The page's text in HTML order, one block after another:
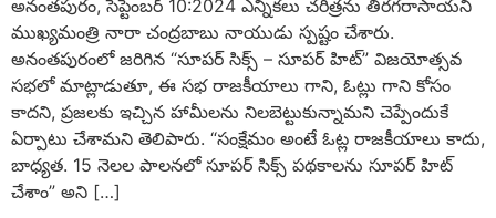
అనంతపురం, సెప్టెంబర్ 10:2024 ఎన్నికలు చరిత్రను తిరగరాసాయని
ముఖ్యమంత్రి నారా చంద్రబాబు నాయుడు స్పష్టం చేశారు.
అనంతపురంలో జరిగిన “సూపర్ సిక్స్ – సూపర్ హిట్” విజయోత్సవ
సభలో మాట్లాడుతూ, ఈ సభ రాజకీయాలు గాని, ఓట్లు గాని కోసం
కాదని, ప్రజలకు ఇచ్చిన హామీలను నిలబెట్టుకున్నామని చెప్పేందుకే
ఏర్పాటు చేశామని తెలిపారు. “సంక్షేమం అంటే ఓట్ల రాజకీయాలు కాదు,
బాధ్యత. 15 నెలల పాలనలో సూపర్ సిక్స్ పథకాలను సూపర్ హిట్
చేశాం” అని […]